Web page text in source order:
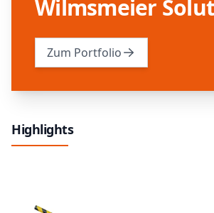
Wilmsmeier
Zum Portfolio
Highlights